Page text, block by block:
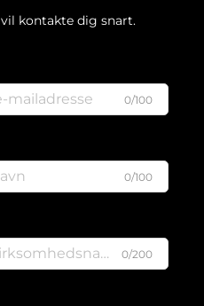
kontakte dig snart.
0/100
0/100
0/200